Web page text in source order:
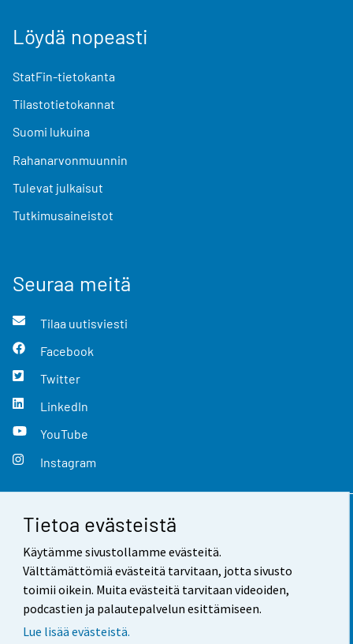
Tietoa evästeistä
Käytämme sivustollamme evästeitä.
Välttämättömiä evästeitä tarvitaan, jotta sivusto
toimii oikein. Muita evästeitä tarvitaan videoiden,
podcastien ja palautepalvelun esittämiseen.
Lue lisää evästeistä.
Löydä nopeasti
StatFin-tietokanta
Tilastotietokannat
Suomi lukuina
Rahanarvonmuunnin
Tulevat julkaisut
Tutkimusaineistot
Seuraa meitä
Tilaa uutisviesti
Facebook
Twitter
LinkedIn
YouTube
Instagram
Yhteystiedot
Palaute
Käyttöehdot